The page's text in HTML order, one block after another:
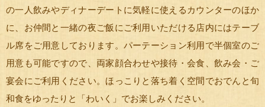
の一人飲みやディナーデートに気軽に使えるカウンターのほか
に、お仲間と一緒の夜ご飯にご利用いただける店内にはテーブ
ル席をご用意しております。パーテーション利用で半個室のご
用意も可能ですので、両家顔合わせや接待・会食、飲み会・ご
宴会にご利用ください。ほっこりと落ち着く空間でおでんと旬
和食をゆったりと「わいく」でお楽しみください。